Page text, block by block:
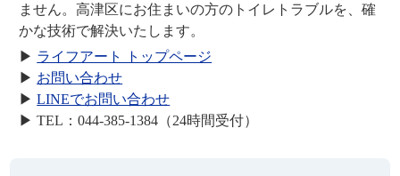
ません。高津区にお住まいの方のトイレトラブルを、確
かな技術で解決いたします。
▶ ライフアート トップページ
▶ お問い合わせ
▶LINEでお問い合わせ
▶ TEL：044-385-1384（24時間受付）